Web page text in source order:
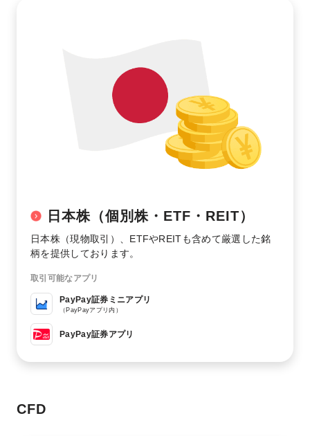
日本株（個別株・ETF・REIT）
日本株（現物取引）、ETFやREITも含めて厳選した銘
柄を提供しております。
取引可能なアプリ
PayPay証券ミニアプリ
（PayPayアプリ内）
PayPay証券アプリ
CFD